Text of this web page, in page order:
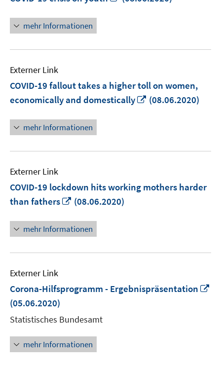
mehr Informationen
Externer Link
COVID-19 fallout takes a higher toll on women,
economically and domestically
In
(08.06.2020)
mehr Informationen
Externer Link
COVID-19 lockdown hits working mothers harder
than fathers
In
Fenster
öffnen
(08.06.2020)
mehr Informationen
Externer Link
Corona-Hilfsprogramm - Ergebnispräsentation
(05.06.2020)
Statistisches Bundesamt
mehr Informationen